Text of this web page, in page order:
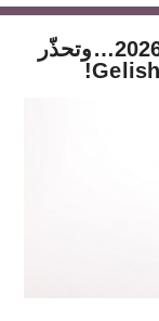
زينة صالح تكشف ترندات أظافر 2026…وتحذّر